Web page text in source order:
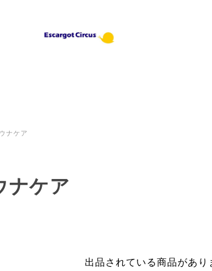
ナケア
ウナケア
出品されている商品があり